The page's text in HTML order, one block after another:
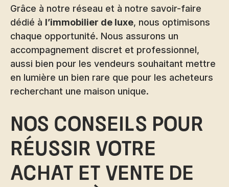
Grâce à notre réseau et à notre savoir-faire
dédié à l’immobilier de luxe, nous optimisons
chaque opportunité. Nous assurons un
accompagnement discret et professionnel,
aussi bien pour les vendeurs souhaitant mettre
en lumière un bien rare que pour les acheteurs
recherchant une maison unique.
Nos conseils pour
réussir votre
achat et vente de